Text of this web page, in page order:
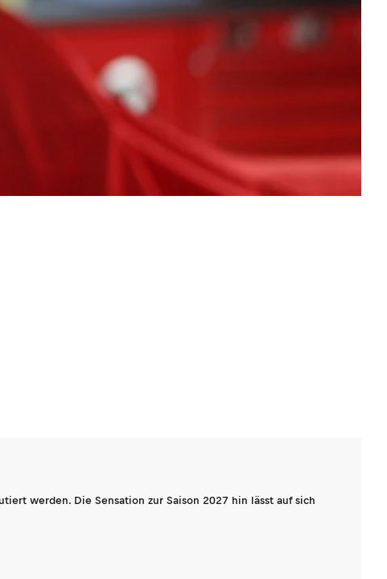
werden. Die Sensation zur Saison 2027 hin lässt auf sich